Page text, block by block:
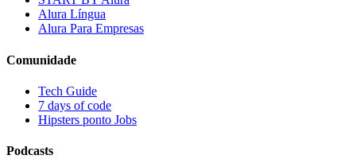
Alura Língua
Alura Para Empresas
Comunidade
Tech Guide
7 days of code
Hipsters ponto Jobs
Podcasts